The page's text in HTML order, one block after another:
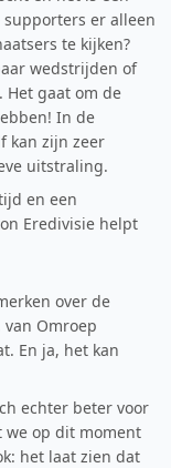
er alleen
te kijken?
wedstrijden of
Het gaat om de
In de
kan zijn zeer
uitstraling.
en een
Eredivisie helpt
over de
van Omroep
En ja, het kan
echter beter voor
we op dit moment
het laat zien dat